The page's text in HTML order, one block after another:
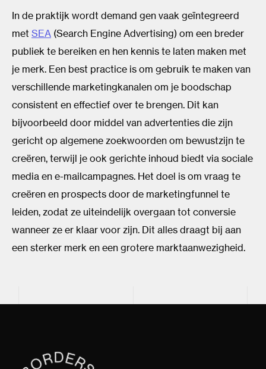
In de praktijk wordt demand gen vaak geïntegreerd
met SEA (Search Engine Advertising) om een breder
publiek te bereiken en hen kennis te laten maken met
je merk. Een best practice is om gebruik te maken van
verschillende marketingkanalen om je boodschap
consistent en effectief over te brengen. Dit kan
bijvoorbeeld door middel van advertenties die zijn
gericht op algemene zoekwoorden om bewustzijn te
creëren, terwijl je ook gerichte inhoud biedt via sociale
media en e-mailcampagnes. Het doel is om vraag te
creëren en prospects door de marketingfunnel te
leiden, zodat ze uiteindelijk overgaan tot conversie
wanneer ze er klaar voor zijn. Dit alles draagt bij aan
een sterker merk en een grotere marktaanwezigheid.​